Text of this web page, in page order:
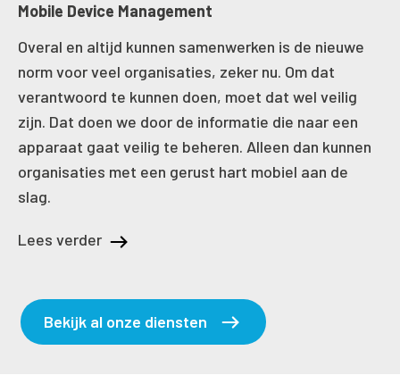
Mobile Device Management
Overal en altijd kunnen samenwerken is de nieuwe
norm voor veel organisaties, zeker nu. Om dat
verantwoord te kunnen doen, moet dat wel veilig
zijn. Dat doen we door de informatie die naar een
apparaat gaat veilig te beheren. Alleen dan kunnen
organisaties met een gerust hart mobiel aan de
slag.
Lees verder
Bekijk al onze diensten